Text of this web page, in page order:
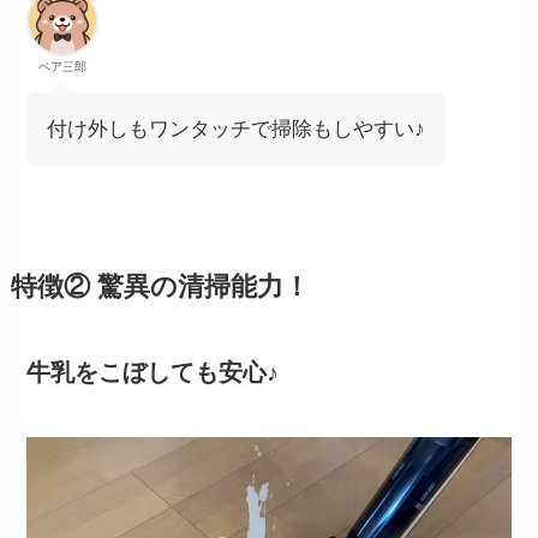
ベア三郎
付け外しもワンタッチで掃除もしやすい♪
特徴② 驚異の清掃能力！
牛乳をこぼしても安心♪